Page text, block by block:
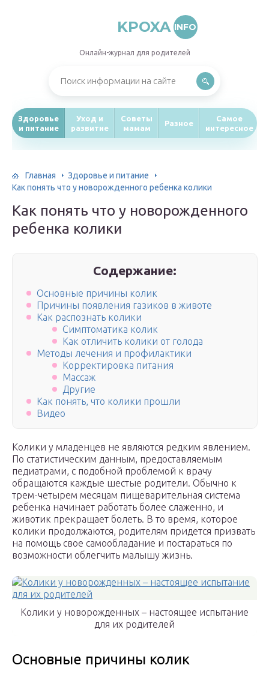
KPOXA INFO
Онлайн-журнал для родителей
Здоровье
и питание
Уход и
развитие
Советы
мамам
Разное
Самое
интересное
Главная
Здоровье и питание
Как понять что у новорожденного ребенка колики
Как понять что у новорожденного
ребенка колики
Содержание:
Основные причины колик
Причины появления газиков в животе
Как распознать колики
Симптоматика колик
Как отличить колики от голода
Методы лечения и профилактики
Корректировка питания
Массаж
Другие
Как понять, что колики прошли
Видео
Колики у младенцев не являются редким явлением.
По статистическим данным, предоставляемым
педиатрами, с подобной проблемой к врачу
обращаются каждые шестые родители. Обычно к
трем-четырем месяцам пищеварительная система
ребенка начинает работать более слаженно, и
животик прекращает болеть. В то время, которое
колики продолжаются, родителям придется призвать
на помощь свое самообладание и постараться по
возможности облегчить малышу жизнь.
Колики у новорожденных – настоящее испытание
для их родителей
Основные причины колик